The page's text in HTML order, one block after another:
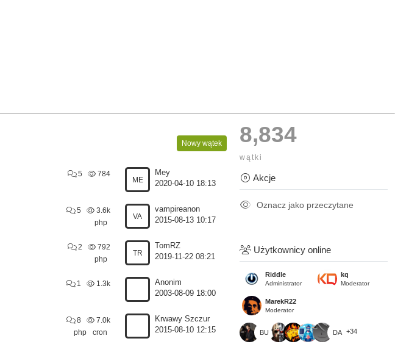
Nowy wątek
5 784
ME
Mey
2020-04-10 18:13
5 3.6k
php
VA
vampireanon
2015-08-13 10:17
2 792
php
TR
TomRZ
2019-11-22 08:21
1 1.3k
Anonim
2003-08-09 18:00
8 7.0k
php cron
Krwawy Szczur
2015-08-10 12:15
8,834
wątki
Akcje
Oznacz jako przeczytane
Użytkownicy online
Riddle
Administrator
kq
Moderator
MarekR22
Moderator
BU DA +34